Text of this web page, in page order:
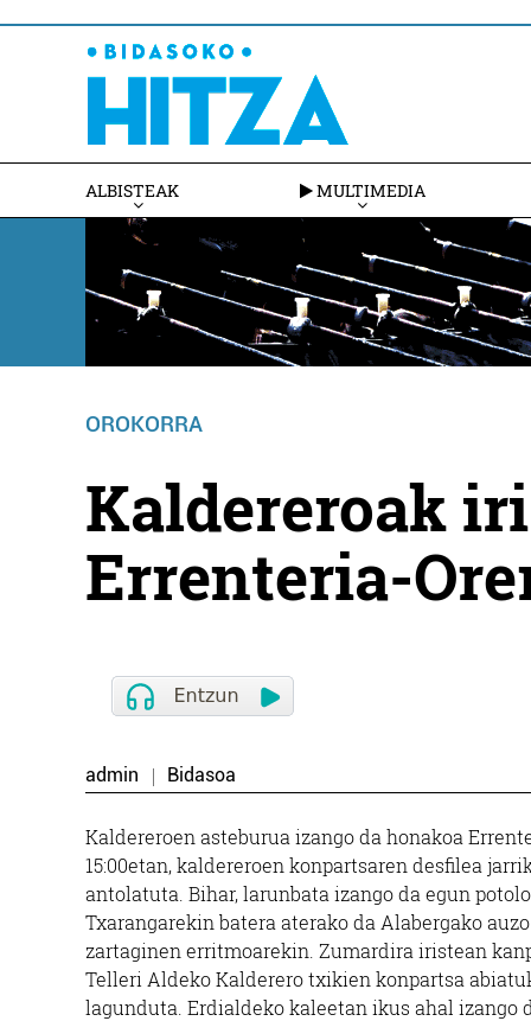
ALBISTEAK MULTIMEDIA
OROKORRA
Kaldereroak
Errenteria-
admin Bidasoa
Kaldereroen asteburua izango da honakoa
15:00etan, kaldereroen konpartsaren desfilea
antolatuta. Bihar, larunbata izango da egun
Txarangarekin batera aterako da Alabergako
zartaginen erritmoarekin. Zumardira iristean
Telleri Aldeko Kalderero txikien konpartsa
lagunduta. Erdialdeko kaleetan ikus ahal izango